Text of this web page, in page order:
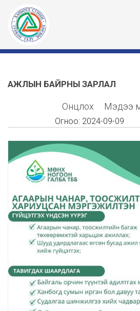
АЖЛЫН БАЙРНЫ ЗАРЛАЛ
Онцлох Мэдээ
Огноо: 2024-09-09